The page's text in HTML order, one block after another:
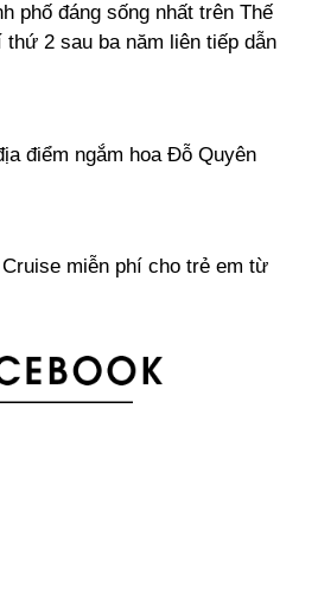
phố đáng sống nhất trên Thế
2 sau ba năm liên tiếp dẫn
điểm ngắm hoa Đỗ Quyên
miễn phí cho trẻ em từ
nước Honpuku-ji ở đảo Awaji
– Cửa hàng bán quần áo truyền